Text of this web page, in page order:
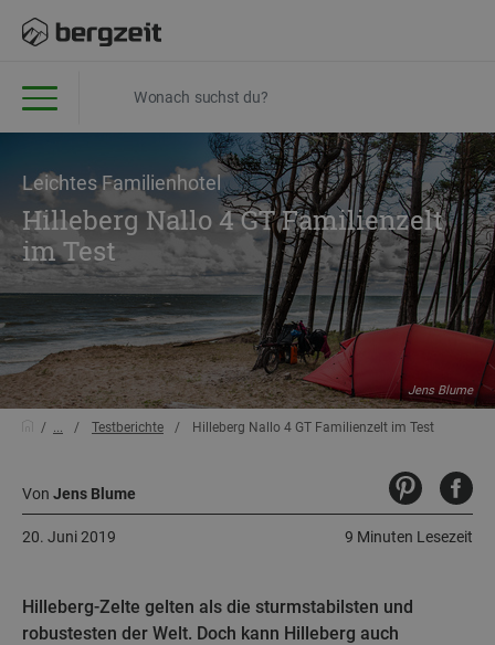
Leichtes Familienhotel
Hilleberg Nallo 4 GT Familienzelt
im Test
Jens Blume
... Testberichte Hilleberg Nallo 4 GT Familienzelt im Test
Von Jens Blume
9 Minuten Lesezeit
20. Juni 2019
Hilleberg-Zelte gelten als die sturmstabilsten und
robustesten der Welt. Doch kann Hilleberg auch